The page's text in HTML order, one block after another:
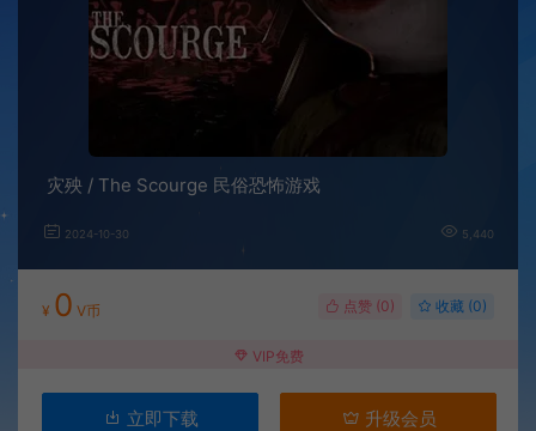
灾殃 / The Scourge 民俗恐怖游戏
2024-10-30 5,440
¥ 0 V币 点赞 (0) 收藏 (0)
VIP免费
立即下载 升级会员